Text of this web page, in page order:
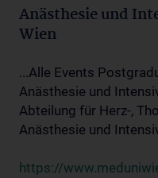
Anästhesie und
Wien
...Alle Events
Anästhesie und
Abteilung für Herz-,
Anästhesie und
https://